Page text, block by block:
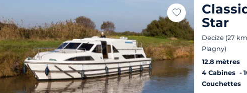
Star
Decize (27
Plagny)
12.8 mètres
4 Cabines
Couchettes